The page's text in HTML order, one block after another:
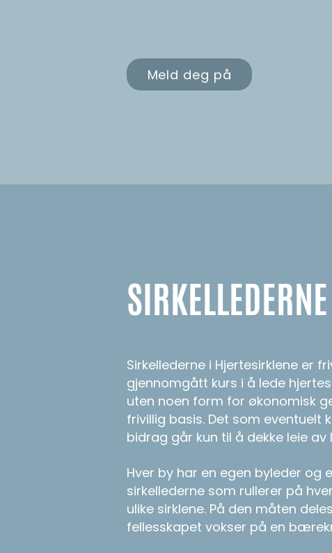
Meld deg på
SIRKELLEDERNE
Sirkellederne i Hjertesirklene er
gjennomgått kurs i å lede
uten noen form for økonomisk
frivillig basis. Det som eventuelt
bidrag går kun til å dekke leie av
Hver by har en egen byleder og
sirkellederne som rullerer på
ulike sirklene. På den måten
fellesskapet vokser på en